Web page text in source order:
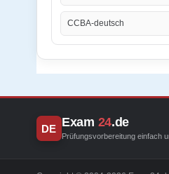
CCBA-deutsch
DE Exam 24.de
Prüfungsvorbereitung einfach